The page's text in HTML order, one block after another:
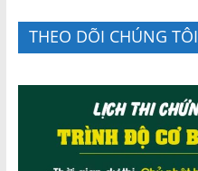
THEO DÕI CHÚNG TÔI